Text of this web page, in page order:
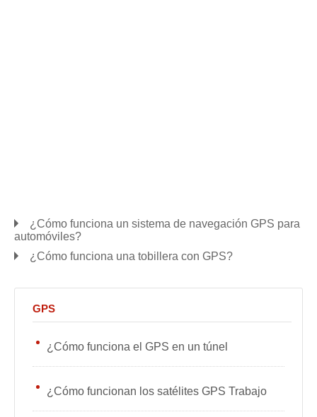
¿Cómo funciona un sistema de navegación GPS para
automóviles?
¿Cómo funciona una tobillera con GPS?
GPS
¿Cómo funciona el GPS en un túnel
¿Cómo funcionan los satélites GPS Trabajo